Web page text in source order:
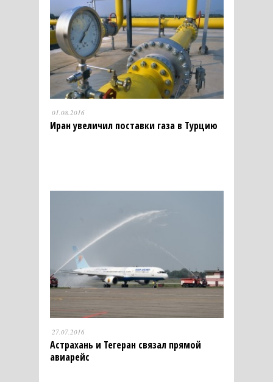
01.08.2016
Иран увеличил поставки газа в Турцию
27.07.2016
Астрахань и Тегеран связал прямой
авиарейс